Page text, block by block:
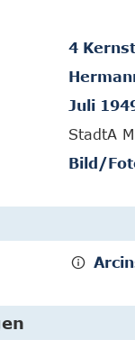
4
Juli
StadtA
Bild/